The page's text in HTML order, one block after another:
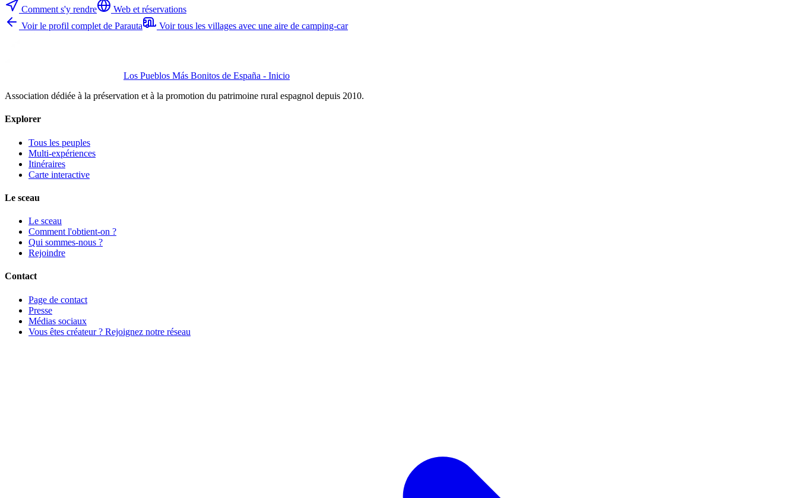
Comment s'y rendre
Web et réservations
Voir le profil complet de Parauta
Voir tous les villages avec une aire de camping-car
Los Pueblos Más Bonitos de España - Inicio
Association dédiée à la préservation et à la promotion du patrimoine rural espagnol depuis 2010.
Explorer
Tous les peuples
Multi-expériences
Itinéraires
Carte interactive
Le sceau
Le sceau
Comment l'obtient-on ?
Qui sommes-nous ?
Rejoindre
Contact
Page de contact
Presse
Médias sociaux
Vous êtes créateur ? Rejoignez notre réseau